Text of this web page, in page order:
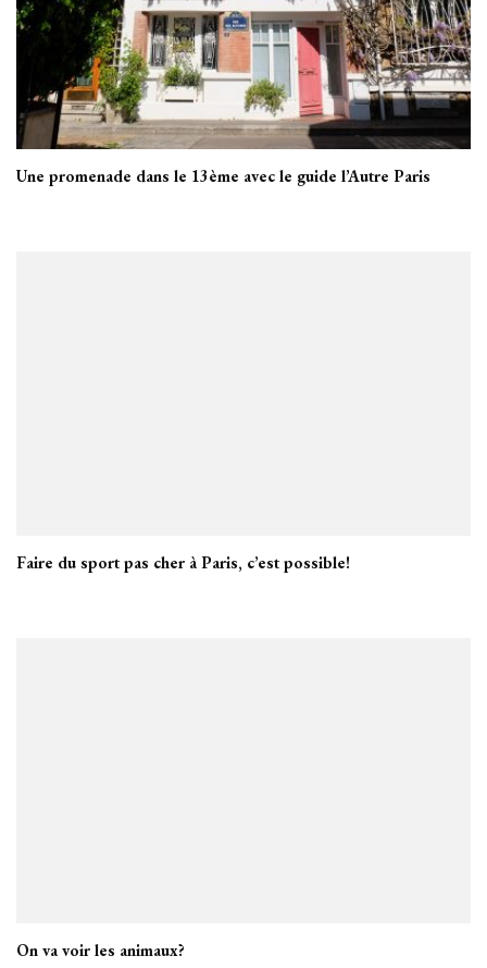
Une promenade dans le 13ème avec le guide l’Autre Paris
Faire du sport pas cher à Paris, c’est possible!
On va voir les animaux?